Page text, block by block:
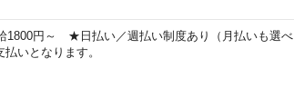
1800円～ ★日払い／週払い制度あり（月払いも選べ
いとなります。